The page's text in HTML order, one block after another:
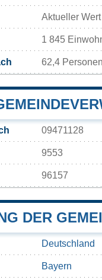
Aktueller Wert
1 845
62,4
09471128
9553
96157
DER
Deutschland
Bayern